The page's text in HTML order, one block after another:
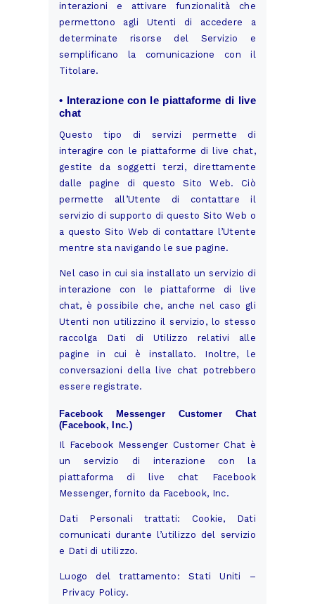
interazioni e attivare funzionalità che
permettono agli Utenti di accedere a
determinate risorse del Servizio e
semplificano la comunicazione con il
Titolare.
• Interazione con le piattaforme di live
chat
Questo tipo di servizi permette di
interagire con le piattaforme di live chat,
gestite da soggetti terzi, direttamente
dalle pagine di questo Sito Web. Ciò
permette all’Utente di contattare il
servizio di supporto di questo Sito Web o
a questo Sito Web di contattare l’Utente
mentre sta navigando le sue pagine.
Nel caso in cui sia installato un servizio di
interazione con le piattaforme di live
chat, è possibile che, anche nel caso gli
Utenti non utilizzino il servizio, lo stesso
raccolga Dati di Utilizzo relativi alle
pagine in cui è installato. Inoltre, le
conversazioni della live chat potrebbero
essere registrate.
Facebook Messenger Customer Chat
(Facebook, Inc.)
Il Facebook Messenger Customer Chat è
un servizio di interazione con la
piattaforma di live chat Facebook
Messenger, fornito da Facebook, Inc.
Dati Personali trattati: Cookie, Dati
comunicati durante l’utilizzo del servizio
e Dati di utilizzo.
Luogo del trattamento: Stati Uniti –
Privacy Policy.